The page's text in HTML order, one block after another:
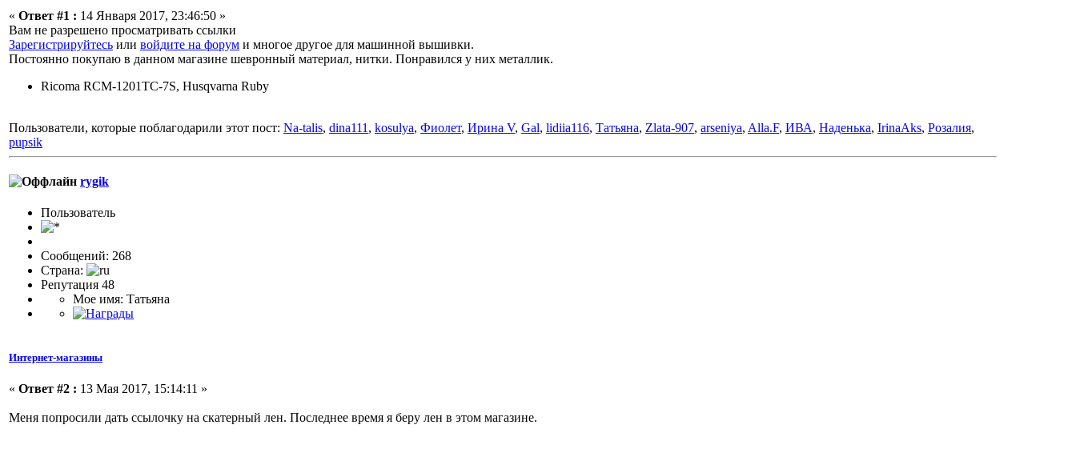
« Ответ #1 : 14 Января 2017, 23:46:50 »
Вам не разрешено просматривать ссылки
Зарегистрируйтесь или войдите на форум и многое другое для машинной вышивки.
Постоянно покупаю в данном магазине шевронный материал, нитки. Понравился у них металлик.
Ricoma RCM-1201TC-7S, Husqvarna Ruby
Пользователи, которые поблагодарили этот пост: Na-talis, dina111 , kosulya, Фиолет, Ирина V, Gal, lidiia116, Татьяна, Zlata-907, arseniya, Alla.F, ИВА, Наденька, IrinaAks, Розалия,
pupsik
rygik
Пользовaтeль
Сообщений: 268
Страна:
Репутация 48
Мое имя: Татьяна
Интернет-магазины
« Ответ #2 : 13 Мая 2017, 15:14:11 »
Меня попросили дать ссылочку на скатерный лен. Последнее время я беру лен в этом магазине.